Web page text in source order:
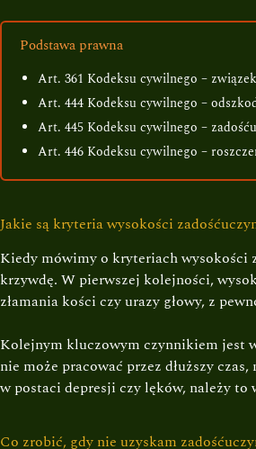
Podstawa prawna
Art. 361 Kodeksu cywilnego –
Art. 444 Kodeksu cywilnego –
Art. 445 Kodeksu cywilnego –
Art. 446 Kodeksu cywilnego –
Jakie są kryteria wysokości
Kiedy mówimy o kryteriach wysokości
krzywdę. W pierwszej kolejności,
złamania kości czy urazy głowy, z
Kolejnym kluczowym czynnikiem jest
nie może pracować przez dłuższy
w postaci depresji czy lęków, należy
Co zrobić, gdy nie uzyskam